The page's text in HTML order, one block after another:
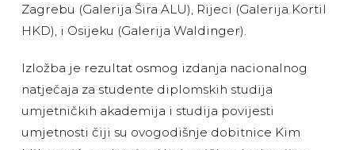
Zagrebu (Galerija Šira ALU), Rijeci (Galerija Kortil
HKD), i Osijeku (Galerija Waldinger).
Izložba je rezultat osmog izdanja nacionalnog
natječaja za studente diplomskih studija
umjetničkih akademija i studija povijesti
umjetnosti čiji su ovogodišnje dobitnice Kim